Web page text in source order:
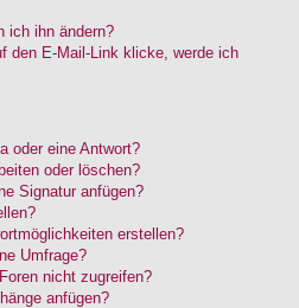
ich ihn ändern?
den E-Mail-Link klicke, werde ich
oder eine Antwort?
oder löschen?
Signatur anfügen?
erstellen?
Umfrage?
nicht zugreifen?
anfügen?